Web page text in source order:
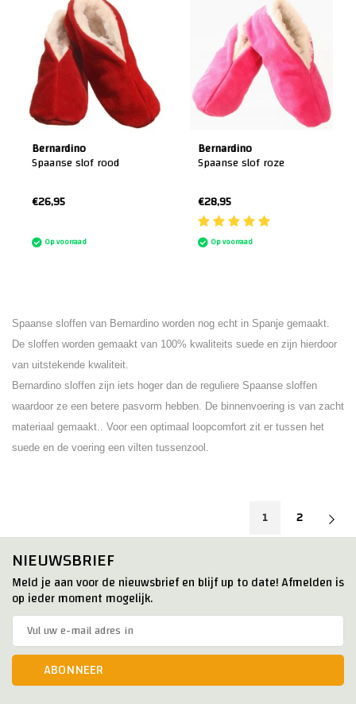
Bernardino
Spaanse slof rood
€26,95
Op voorraad
Bernardino
Spaanse slof roze
€28,95
Op voorraad
Spaanse sloffen van Bernardino worden nog echt in Spanje gemaakt.
De sloffen worden gemaakt van 100% kwaliteits suede en zijn hierdoor
van uitstekende kwaliteit.
Bernardino sloffen zijn iets hoger dan de reguliere Spaanse sloffen
waardoor ze een betere pasvorm hebben. De binnenvoering is van zacht
materiaal gemaakt.. Voor een optimaal loopcomfort zit er tussen het
suede en de voering een vilten tussenzool.
1 2
NIEUWSBRIEF
Meld je aan voor de nieuwsbrief en blijf up to date! Afmelden is
op ieder moment mogelijk.
ABONNEER